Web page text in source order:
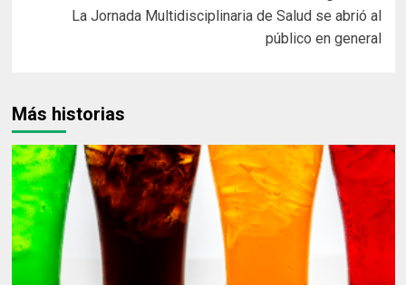
La Jornada Multidisciplinaria de Salud se abrió al
público en general
Más historias